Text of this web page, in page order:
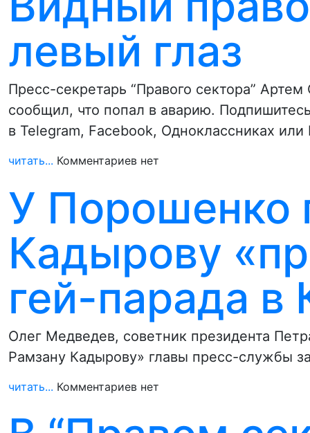
левый глаз
Пресс-секретарь “Правого сектора”
сообщил, что попал в аварию.
в Telegram, Facebook, Одноклассниках или
читать... Комментариев нет
У Порошенко
Кадырову
гей-парада в
Олег Медведев, советник президента
Рамзану Кадырову» главы пресс-службы
читать... Комментариев нет